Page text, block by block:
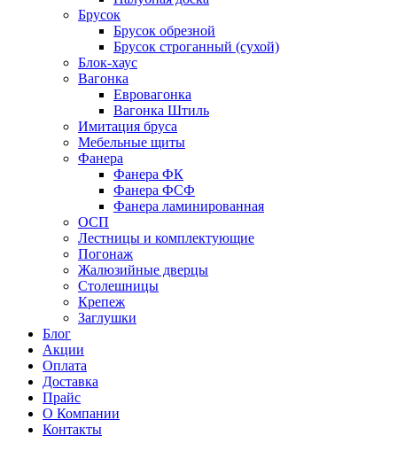
Брусок
Брусок обрезной
Брусок строганный (сухой)
Блок-хаус
Вагонка
Евровагонка
Вагонка Штиль
Имитация бруса
Мебельные щиты
Фанера
Фанера ФК
Фанера ФСФ
Фанера ламинированная
ОСП
Лестницы и комплектующие
Погонаж
Жалюзийные дверцы
Столешницы
Крепеж
Заглушки
Блог
Акции
Оплата
Доставка
Прайс
О Компании
Контакты